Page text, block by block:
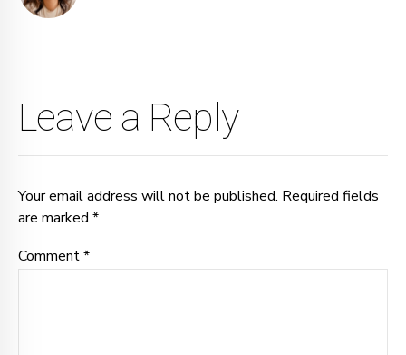
Leave a Reply
Your email address will not be published. Required fields
are marked *
Comment*